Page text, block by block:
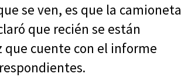
se ven, es que la camioneta
que recién se están
que cuente con el informe